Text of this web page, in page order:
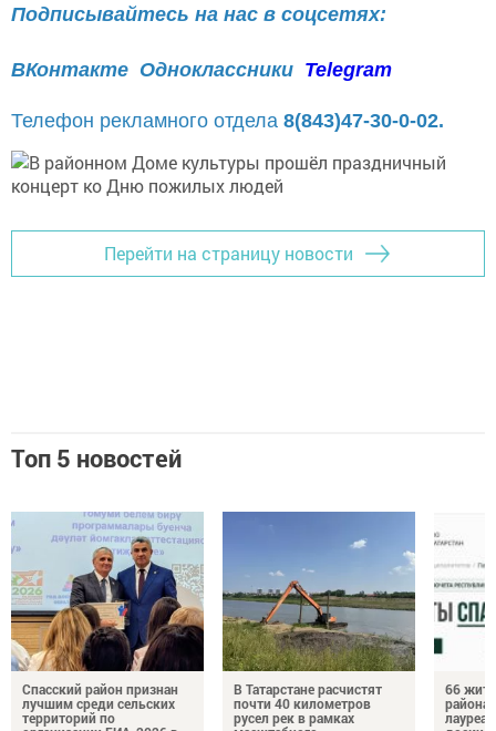
Подписывайтесь на нас в соцсетях:
ВКонтакте Одноклассники Telegram
Телефон рекламного отдела 8(843)47-30-0-02.
Перейти на страницу новости
Топ 5 новостей
Спасский район признан
лучшим среди сельских
территорий по
В Татарстане расчистят
почти 40 километров
русел рек в рамках
66
района